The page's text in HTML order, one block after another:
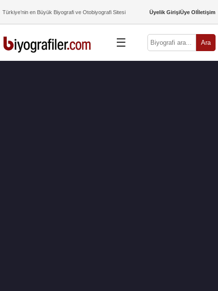
Türkiye’nin en Büyük Biyografi ve Otobiyografi Sitesi Üyelik GirişiÜye Olİletişim
☰ Ara